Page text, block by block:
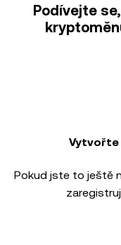
Podívejte
Vytvořte
Pokud jste to ještě